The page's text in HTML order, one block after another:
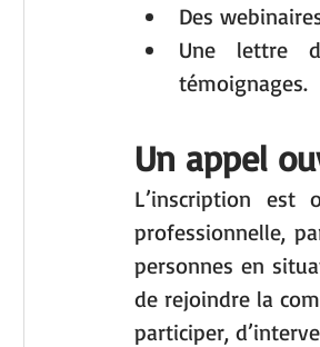
Des
Une lettre
témoignages.
Un appel
L’inscription est
professionnelle,
personnes en
de rejoindre la
participer,